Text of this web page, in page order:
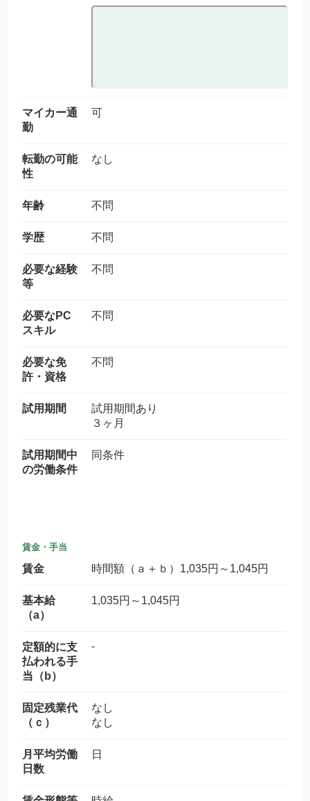
マイカー通
勤
可
転勤の可能
性
なし
年齢 不問
学歴 不問
必要な経験
等
不問
必要なPC
スキル
不問
必要な免
許・資格
不問
試用期間
試用期間あり
３ヶ月
試用期間中
の労働条件
同条件
賃金・手当
賃金 時間額（ａ＋ｂ）1,035円～1,045円
基本給
（a）
1,035円～1,045円
定額的に支
払われる手
当（b）
-
固定残業代
（ｃ）
なし
なし
月平均労働
日数
日